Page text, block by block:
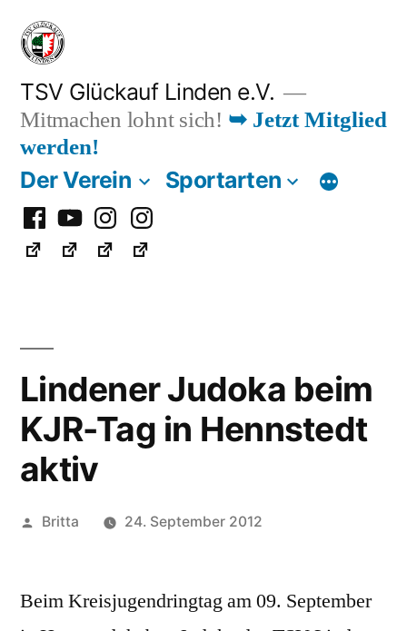
Zum
Inhalt
springen
TSV Glückauf Linden e.V.
Mitmachen lohnt sich! ➥ Jetzt Mitglied
werden!
Der Verein Sportarten
Facebook
YoutubeInstagramInstagram
Fußball
Lindener Judoka beim
KJR-Tag in Hennstedt
aktiv
Veröffentlicht
Britta 24. September 2012
Beim Kreisjugendringtag am 09. September